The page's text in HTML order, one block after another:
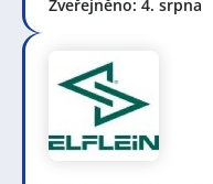
Zveřejněno: 4. srpna